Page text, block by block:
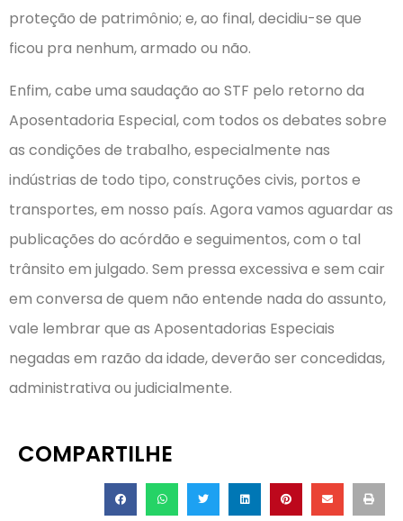
proteção de patrimônio; e, ao final, decidiu-se que
ficou pra nenhum, armado ou não.
Enfim, cabe uma saudação ao STF pelo retorno da
Aposentadoria Especial, com todos os debates sobre
as condições de trabalho, especialmente nas
indústrias de todo tipo, construções civis, portos e
transportes, em nosso país. Agora vamos aguardar as
publicações do acórdão e seguimentos, com o tal
trânsito em julgado. Sem pressa excessiva e sem cair
em conversa de quem não entende nada do assunto,
vale lembrar que as Aposentadorias Especiais
negadas em razão da idade, deverão ser concedidas,
administrativa ou judicialmente.
COMPARTILHE